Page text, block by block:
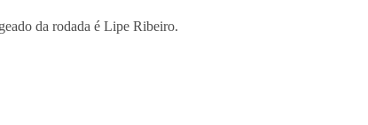
da rodada é Lipe Ribeiro.